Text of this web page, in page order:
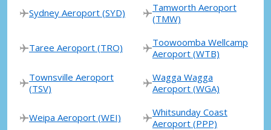
Economii de top
furnizorilor noștri
Sydney Aeroport (SYD)
Tamworth Aeroport
(TMW)
Taree Aeroport (TRO)
Toowoomba Wellcamp
Aeroport (WTB)
Townsville Aeroport
(TSV)
Wagga Wagga
Aeroport (WGA)
Weipa Aeroport (WEI)
Whitsunday Coast
Aeroport (PPP)